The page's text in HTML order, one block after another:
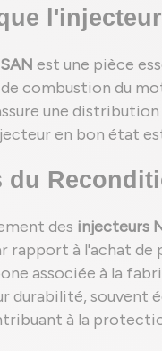
est une pièce
de combustion du
une
en bon état
du
des injecteurs
rapport à l'achat de
associée à la
durabilité, souvent
à la